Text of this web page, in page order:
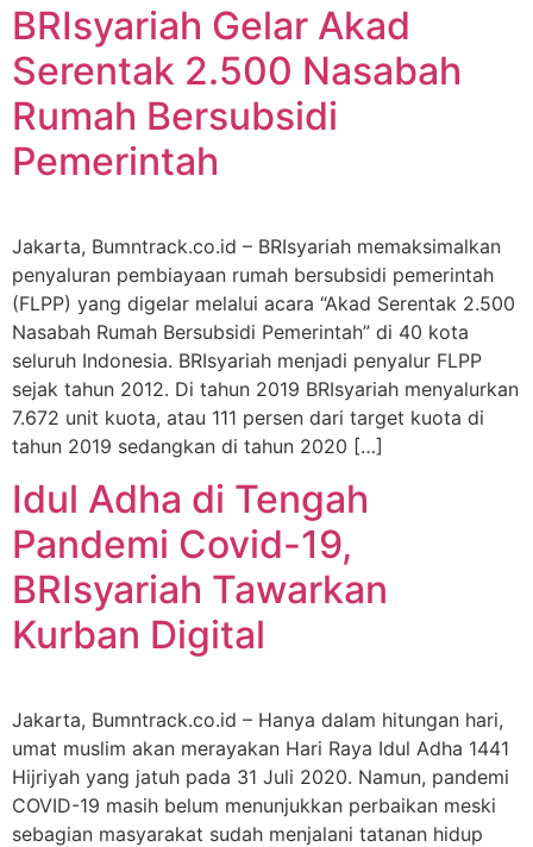
BRIsyariah Gelar Akad
Serentak 2.500 Nasabah
Rumah Bersubsidi
Pemerintah
Jakarta, Bumntrack.co.id – BRIsyariah memaksimalkan
penyaluran pembiayaan rumah bersubsidi pemerintah
(FLPP) yang digelar melalui acara “Akad Serentak 2.500
Nasabah Rumah Bersubsidi Pemerintah” di 40 kota
seluruh Indonesia. BRIsyariah menjadi penyalur FLPP
sejak tahun 2012. Di tahun 2019 BRIsyariah menyalurkan
7.672 unit kuota, atau 111 persen dari target kuota di
tahun 2019 sedangkan di tahun 2020 […]
Idul Adha di Tengah
Pandemi Covid-19,
BRIsyariah Tawarkan
Kurban Digital
Jakarta, Bumntrack.co.id – Hanya dalam hitungan hari,
umat muslim akan merayakan Hari Raya Idul Adha 1441
Hijriyah yang jatuh pada 31 Juli 2020. Namun, pandemi
COVID-19 masih belum menunjukkan perbaikan meski
sebagian masyarakat sudah menjalani tatanan hidup